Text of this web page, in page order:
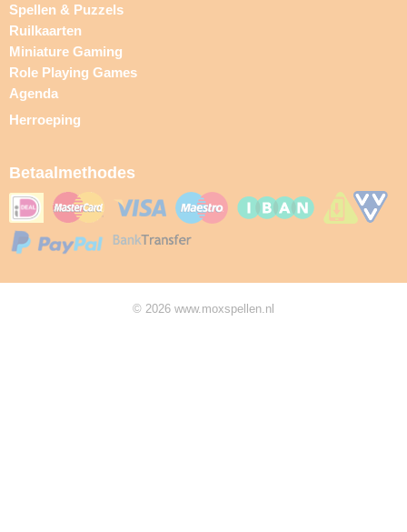
Spellen & Puzzels
Ruilkaarten
Miniature Gaming
Role Playing Games
Agenda
Herroeping
Betaalmethodes
© 2026 www.moxspellen.nl